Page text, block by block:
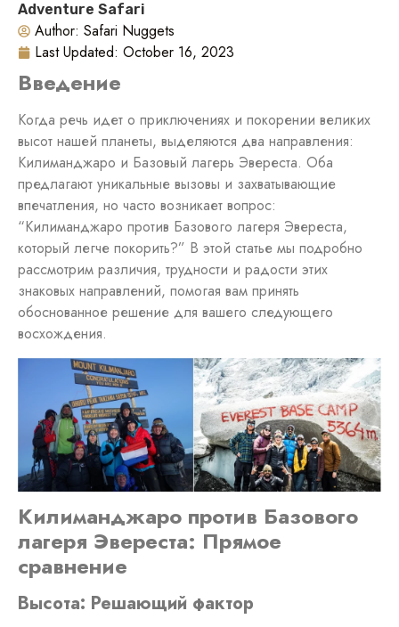
Adventure Safari
Author: Safari Nuggets
Last Updated: October 16, 2023
Введение
Когда речь идет о приключениях и покорении великих
высот нашей планеты, выделяются два направления:
Килиманджаро и Базовый лагерь Эвереста. Оба
предлагают уникальные вызовы и захватывающие
впечатления, но часто возникает вопрос:
“Килиманджаро против Базового лагеря Эвереста,
который легче покорить?” В этой статье мы подробно
рассмотрим различия, трудности и радости этих
знаковых направлений, помогая вам принять
обоснованное решение для вашего следующего
восхождения.
Килиманджаро против Базового
лагеря Эвереста: Прямое
сравнение
Высота: Решающий фактор